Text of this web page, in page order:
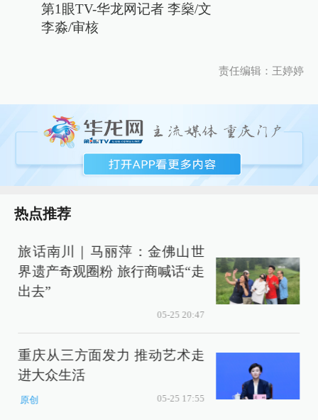
第1眼TV-华龙网记者 李燊/文
李淼/审核
责任编辑：王婷婷
热点推荐
旅话南川｜马丽萍：金佛山世
界遗产奇观圈粉 旅行商喊话“走
出去”
05-25 20:47
重庆从三方面发力 推动艺术走
进大众生活
原创 05-25 17:55